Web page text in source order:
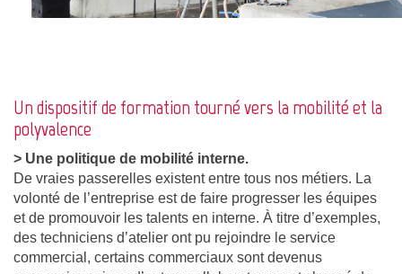
Un dispositif de formation tourné vers la mobilité et la
polyvalence
> Une politique de mobilité interne.
De vraies passerelles existent entre tous nos métiers. La
volonté de l’entreprise est de faire progresser les équipes
et de promouvoir les talents en interne. À titre d’exemples,
des techniciens d’atelier ont pu rejoindre le service
commercial, certains commerciaux sont devenus